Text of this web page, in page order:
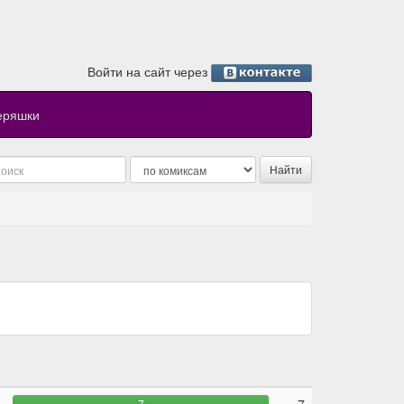
Войти на сайт через